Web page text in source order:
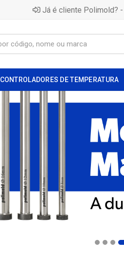
Já é cliente Polimold? -
CONTROLADORES DE TEMPERATURA